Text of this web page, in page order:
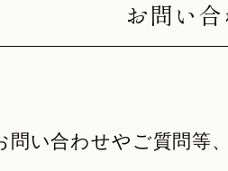
お問い
問い合わせやご質問等